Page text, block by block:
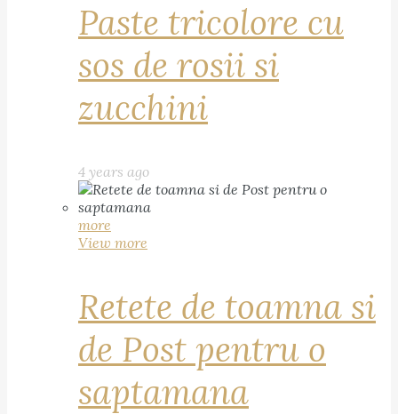
Paste tricolore cu
sos de rosii si
zucchini
4 years ago
more
View more
Retete de toamna si
de Post pentru o
saptamana